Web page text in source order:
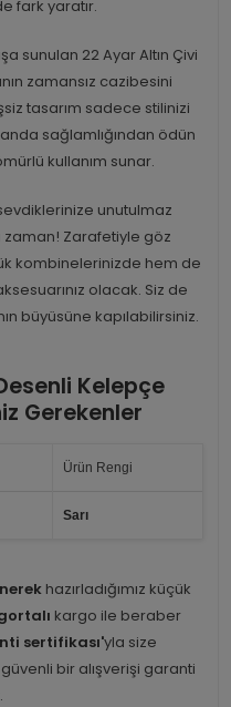
fark yaratır.
sunulan 22 Ayar Altın Çivi
zamansız cazibesini
tasarım sadece stilinizi
sağlamlığından ödün
kullanım sunar.
unutulmaz
Zarafetiyle göz
kombinelerinizde hem de
olacak. Siz de
büyüsüne kapılabilirsiniz.
Kelepçe
Gerekenler
Ürün Rengi
Sarı
hazırladığımız küçük
kargo ile beraber
sertifikası'yla size
bir alışverişi garanti